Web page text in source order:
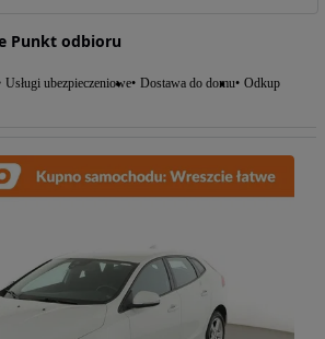
Punkt odbioru
Usługi ubezpieczeniowe Dostawa do domu Odkup